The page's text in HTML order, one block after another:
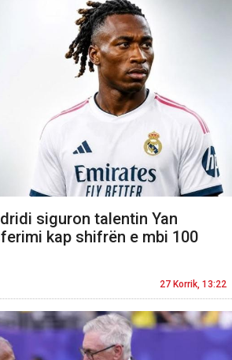
siguron talentin Yan
kap shifrën e mbi 100
27 Korrik, 13:22